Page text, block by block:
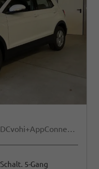
95PS Climatronic+Sitzheiz+PDCvohi+AppConnect+Side+TravelAssist+ACC
Schalt. 5-Gang